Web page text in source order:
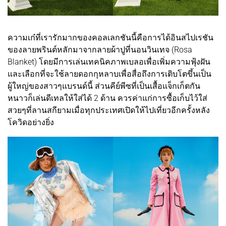
ความเก๋ที่เรารักมากของคอลเลกชันนี้คือการได้อินสไปเรชัน
ของลายพรินต์หลักมาจากลายผ้าปูที่นอนวินเทจ (Rosa
Blanket) โดยมีการเล่นเทคนิคภาพเบลอเพื่อเพิ่มความฟุ้งฝัน
และเลือกที่จะใช้ลายดอกกุหลาบเพื่อสื่อถึงการเติบโตขึ้นเป็น
ผู้ใหญ่ของสาวๆแบรนด์นี้ ส่วนคีย์พีซที่เป็นเสื้อแจ็กเก็ตกัน
หนาวก็เล่นดีเทลให้ใส่ได้ 2 ด้าน ควรค่าแก่การซื้อเก็บไว้ใส่
สวยๆที่ลานสกียามเมื่อทุกประเทศเปิดให้ไปเที่ยวอีกครั้งหลัง
โควิดอย่างยิ่ง